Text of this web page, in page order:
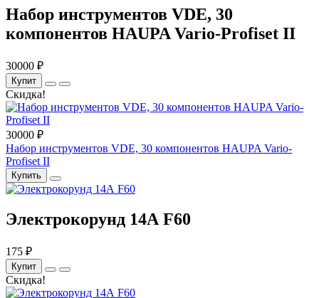
Набор инструментов VDE, 30
компонентов HAUPA Vario-Profiset II
30000 ₽
Купит
Скидка!
30000 ₽
Набор инструментов VDE, 30 компонентов HAUPA Vario-
Profiset II
Купить
Электрокорунд 14А F60
175 ₽
Купит
Скидка!